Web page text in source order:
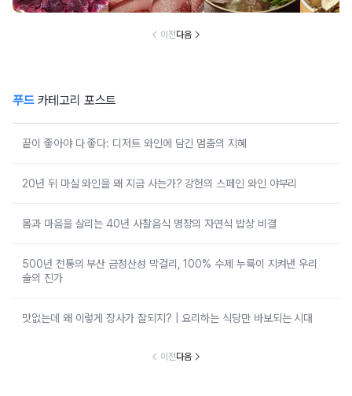
이전다음
푸드카테고리 포스트
끝이 좋아야 다 좋다: 디저트 와인에 담긴 멈춤의 지혜
20년 뒤 마실 와인을 왜 지금 사는가? 강헌의 스페인 와인 야부리
몸과 마음을 살리는 40년 사찰음식 명장의 자연식 밥상 비결
500년 전통의 부산 금정산성 막걸리, 100% 수제 누룩이 지켜낸 우리
술의 진가
맛없는데 왜 이렇게 장사가 잘되지? | 요리하는 식당만 바보되는 시대
이전다음